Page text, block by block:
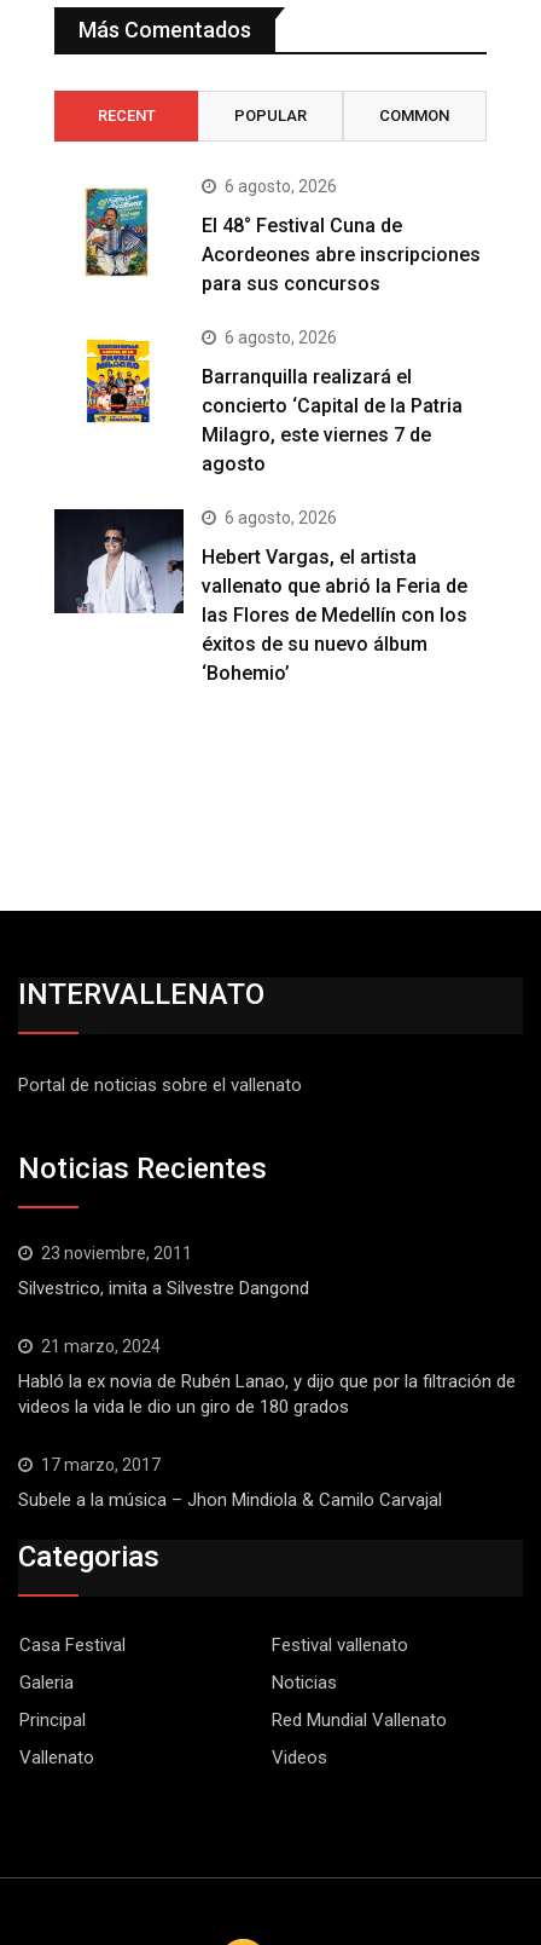
Más Comentados
RECENT POPULAR COMMON
6 agosto, 2026
El 48° Festival Cuna de
Acordeones abre inscripciones
para sus concursos
6 agosto, 2026
Barranquilla realizará el
concierto ‘Capital de la Patria
Milagro, este viernes 7 de
agosto
6 agosto, 2026
Hebert Vargas, el artista
vallenato que abrió la Feria de
las Flores de Medellín con los
éxitos de su nuevo álbum
‘Bohemio’
INTERVALLENATO
Portal de noticias sobre el vallenato
Noticias Recientes
23 noviembre, 2011
Silvestrico, imita a Silvestre Dangond
21 marzo, 2024
Habló la ex novia de Rubén Lanao, y dijo que por la filtración de
videos la vida le dio un giro de 180 grados
17 marzo, 2017
Subele a la música – Jhon Mindiola & Camilo Carvajal
Categorias
Casa Festival
Festival vallenato
Galeria
Noticias
Principal
Red Mundial Vallenato
Vallenato
Videos